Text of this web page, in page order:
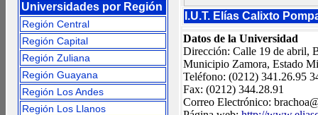
Universidades por Región
Región Central
Región Capital
Región Zuliana
Región Guayana
Región Los Andes
Región Los Llanos
I.U.T. Elías Calixto
Datos de la Universidad
Dirección: Calle 19 de abril,
Municipio Zamora, Estado
Teléfono: (0212) 341.26.95
Fax: (0212) 344.28.91
Correo Electrónico: